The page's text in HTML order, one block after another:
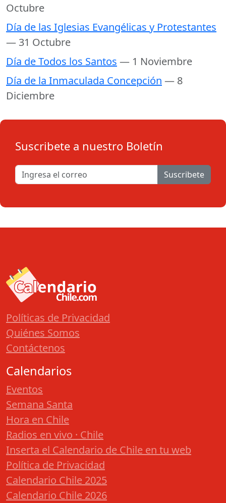
Octubre
Día de las Iglesias Evangélicas y Protestantes
— 31 Octubre
Día de Todos los Santos — 1 Noviembre
Día de la Inmaculada Concepción — 8
Diciembre
Suscribete a nuestro Boletín
Suscribete
Políticas de Privacidad
Quiénes Somos
Contáctenos
Calendarios
Eventos
Semana Santa
Hora en Chile
Radios en vivo · Chile
Inserta el Calendario de Chile en tu web
Política de Privacidad
Calendario Chile 2025
Calendario Chile 2026